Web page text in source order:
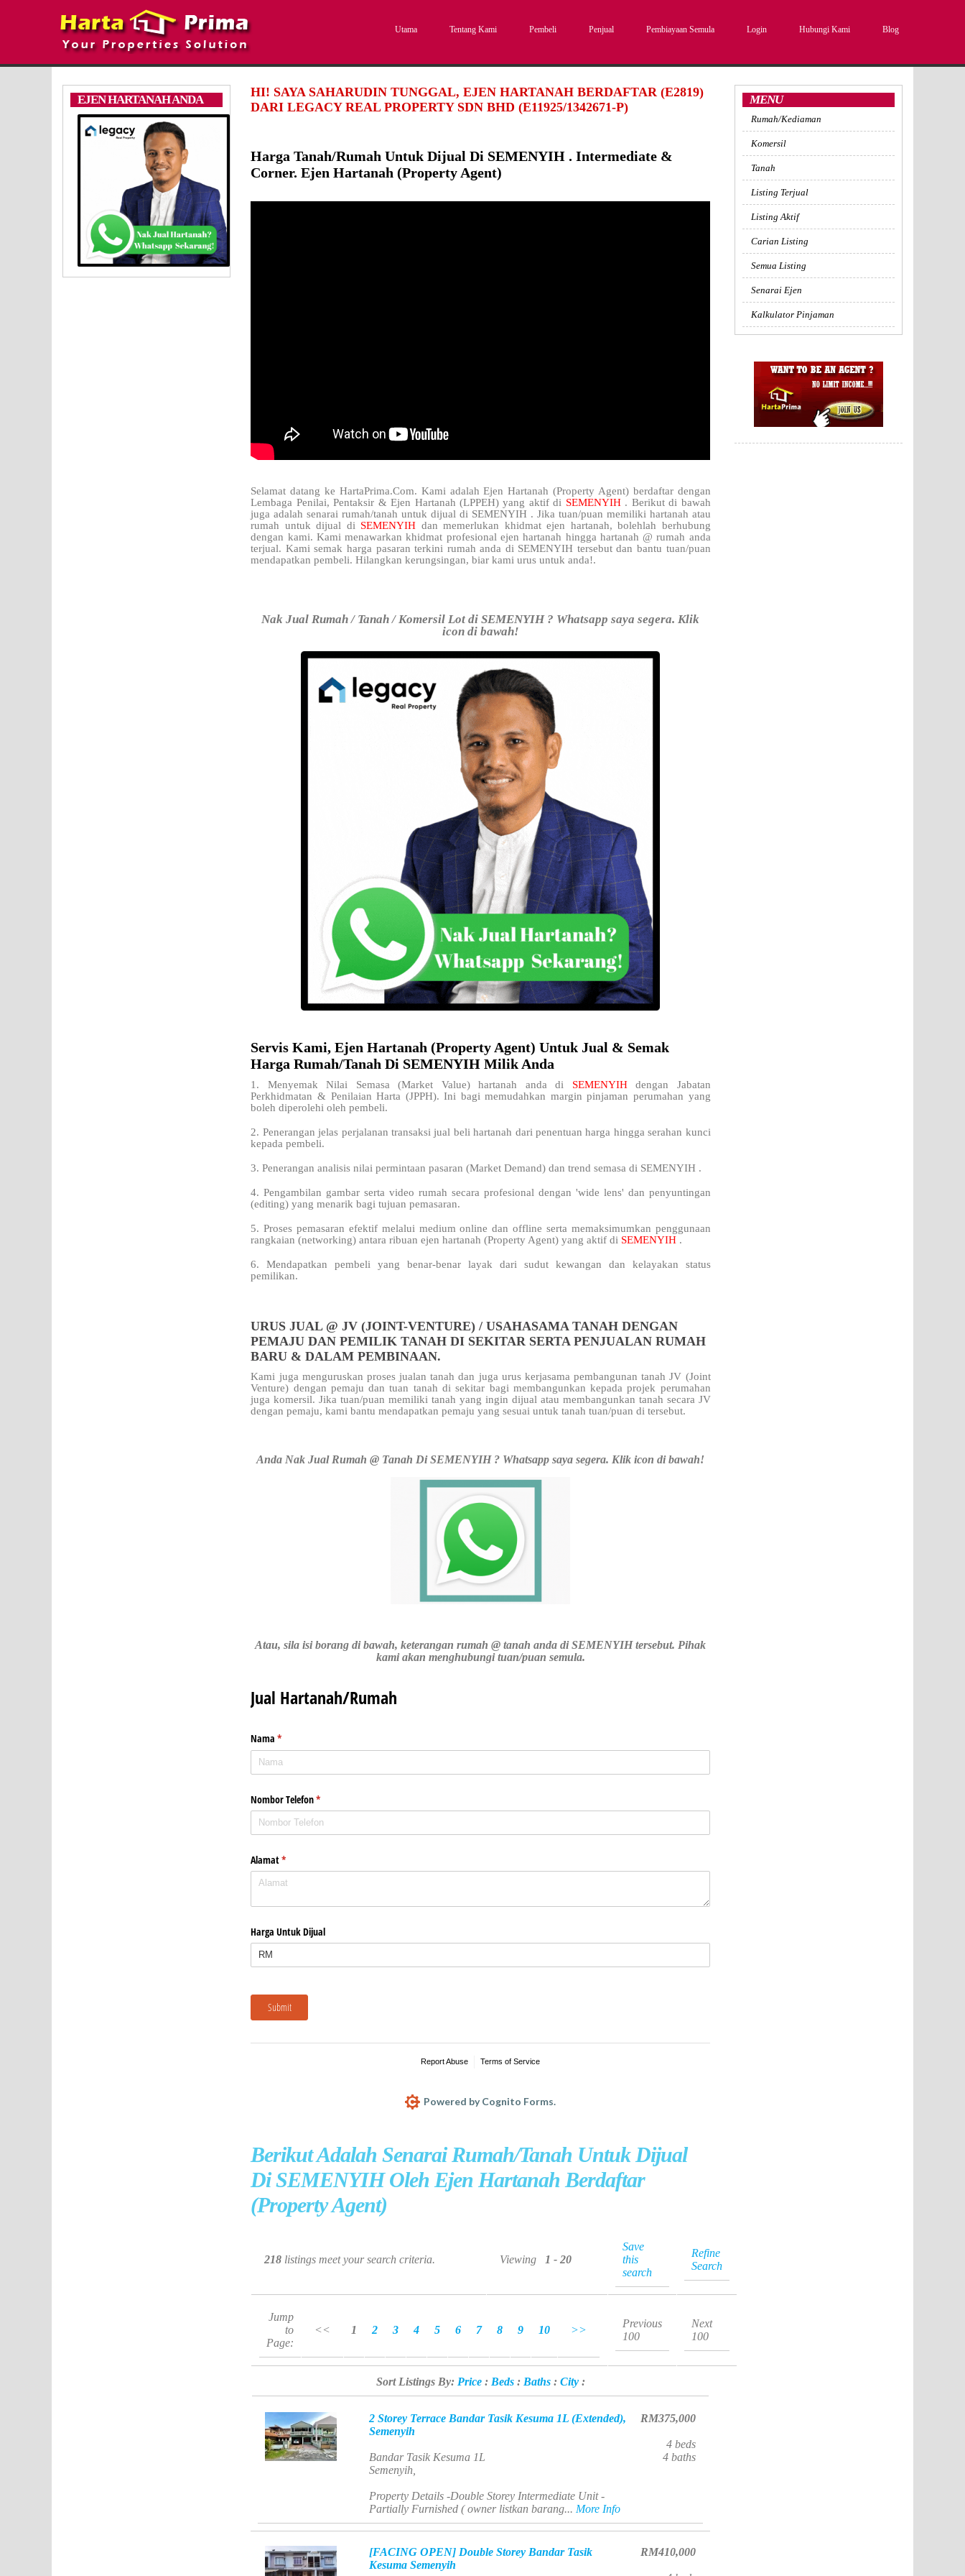
Utama Tentang Kami Pembeli Penjual Pembiayaan Semula Login Hubungi Kami Blog
EJEN HARTANAH ANDA
HI! SAYA SAHARUDIN TUNGGAL, EJEN HARTANAH BERDAFTAR (E2819)
DARI LEGACY REAL PROPERTY SDN BHD (E11925/1342671-P)
Harga Tanah/Rumah Untuk Dijual Di SEMENYIH . Intermediate &
Corner. Ejen Hartanah (Property Agent)
Selamat datang ke HartaPrima.Com. Kami adalah Ejen Hartanah (Property Agent) berdaftar dengan
Lembaga Penilai, Pentaksir & Ejen Hartanah (LPPEH) yang aktif di SEMENYIH . Berikut di bawah
juga adalah senarai rumah/tanah untuk dijual di SEMENYIH . Jika tuan/puan memiliki hartanah atau
rumah untuk dijual di SEMENYIH dan memerlukan khidmat ejen hartanah, bolehlah berhubung
dengan kami. Kami menawarkan khidmat profesional ejen hartanah hingga hartanah @ rumah anda
terjual. Kami semak harga pasaran terkini rumah anda di SEMENYIH tersebut dan bantu tuan/puan
mendapatkan pembeli. Hilangkan kerungsingan, biar kami urus untuk anda!.
Nak Jual Rumah / Tanah / Komersil Lot di SEMENYIH ? Whatsapp saya segera. Klik
icon di bawah!
Servis Kami, Ejen Hartanah (Property Agent) Untuk Jual & Semak
Harga Rumah/Tanah Di SEMENYIH Milik Anda
1. Menyemak Nilai Semasa (Market Value) hartanah anda di SEMENYIHdengan Jabatan
Perkhidmatan & Penilaian Harta (JPPH). Ini bagi memudahkan margin pinjaman perumahan yang
boleh diperolehi oleh pembeli.
2. Penerangan jelas perjalanan transaksi jual beli hartanah dari penentuan harga hingga serahan kunci
kepada pembeli.
3. Penerangan analisis nilai permintaan pasaran (Market Demand) dan trend semasa di SEMENYIH .
4. Pengambilan gambar serta video rumah secara profesional dengan 'wide lens' dan penyuntingan
(editing) yang menarik bagi tujuan pemasaran.
5. Proses pemasaran efektif melalui medium online dan offline serta memaksimumkan penggunaan
rangkaian (networking) antara ribuan ejen hartanah (Property Agent) yang aktif di SEMENYIH .
6. Mendapatkan pembeli yang benar-benar layak dari sudut kewangan dan kelayakan status
pemilikan.
URUS JUAL @ JV (JOINT-VENTURE) / USAHASAMA TANAH DENGAN
PEMAJU DAN PEMILIK TANAH DI SEKITAR SERTA PENJUALAN RUMAH
BARU & DALAM PEMBINAAN.
Kami juga menguruskan proses jualan tanah dan juga urus kerjasama pembangunan tanah JV (Joint
Venture) dengan pemaju dan tuan tanah di sekitar bagi membangunkan kepada projek perumahan
juga komersil. Jika tuan/puan memiliki tanah yang ingin dijual atau membangunkan tanah secara JV
dengan pemaju, kami bantu mendapatkan pemaju yang sesuai untuk tanah tuan/puan ditersebut.
Anda Nak Jual Rumah @ Tanah Di SEMENYIH ? Whatsapp saya segera. Klik icon di bawah!
Atau, sila isi borang di bawah, keterangan rumah @ tanah anda di SEMENYIH tersebut. Pihak
kami akan menghubungi tuan/puan semula.
Berikut Adalah Senarai Rumah/Tanah Untuk Dijual
Di SEMENYIH Oleh Ejen Hartanah Berdaftar
(Property Agent)
218 listings meet your search criteria. Viewing 1 - 20
Save
this
search
Refine
Search
Jump
to
Page:
<< 1 2 3 4 5 6 7 8 9 10 >>
Previous
100
Next
100
Sort Listings By: Price: Beds: Baths: City:
2 Storey Terrace Bandar Tasik Kesuma 1L (Extended),
Semenyih
Bandar Tasik Kesuma 1L
Semenyih,
Property Details -Double Storey Intermediate Unit -
Partially Furnished ( owner listkan barang... More Info
RM375,000
4 beds
4 baths
[FACING OPEN] Double Storey Bandar Tasik
Kesuma Semenyih
RM410,000
MENU
Rumah/Kediaman
Komersil
Tanah
Listing Terjual
Listing Aktif
Carian Listing
Semua Listing
Senarai Ejen
Kalkulator Pinjaman